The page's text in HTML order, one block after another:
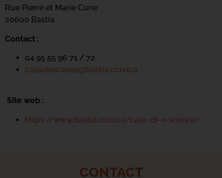
Rue Pierre et Marie Curie
20600 Bastia
Contact :
04 95 55 96 71 / 72
casadiescenze@bastia.corsica
Site web :
https://www.bastia.corsica/casa-di-e-scenze/
CONTACT